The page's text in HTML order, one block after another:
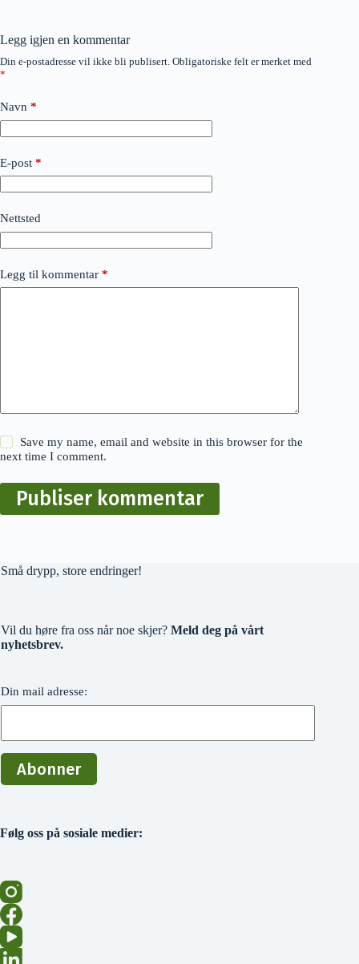
Legg igjen en kommentar
Din e-postadresse vil ikke bli publisert. Obligatoriske felt er merket med
*
Navn *
E-post *
Nettsted
Legg til kommentar *
Save my name, email and website in this browser for the
next time I comment.
Publiser kommentar
Små drypp, store endringer!
Vil du høre fra oss når noe skjer? Meld deg på vårt
nyhetsbrev.
Din mail adresse:
Følg oss på sosiale medier: